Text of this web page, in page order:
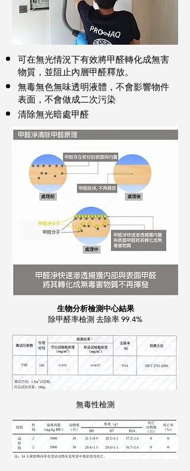
可在無光情況下有效將甲醛轉化成無害
物質，並阻止內層甲醛釋放。
無毒無色無味透明液體，不會影響物件
表面，不會做成二次污染
清除無光暗處甲醛
生物分析檢測中心結果
除甲醛率檢測 去除率 99.4%
無毒性檢測